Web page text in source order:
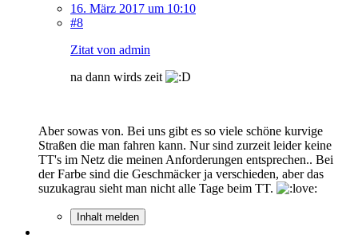
16. März 2017 um 10:10
#8
Zitat von admin
na dann wirds zeit
Aber sowas von. Bei uns gibt es so viele schöne kurvige
Straßen die man fahren kann. Nur sind zurzeit leider keine
TT's im Netz die meinen Anforderungen entsprechen.. Bei
der Farbe sind die Geschmäcker ja verschieden, aber das
suzukagrau sieht man nicht alle Tage beim TT.
Inhalt melden